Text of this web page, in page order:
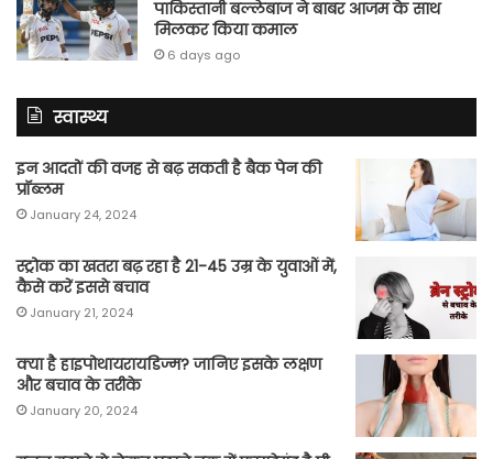
पाकिस्तानी बल्लेबाज ने बाबर आजम के साथ
मिलकर किया कमाल
6 days ago
स्वास्थ्य
इन आदतों की वजह से बढ़ सकती है बैक पेन की
प्रॉब्लम
January 24, 2024
स्ट्रोक का खतरा बढ़ रहा है 21-45 उम्र के युवाओं में,
कैसे करें इससे बचाव
January 21, 2024
क्या है हाइपोथायरायडिज्म? जानिए इसके लक्षण
और बचाव के तरीके
January 20, 2024